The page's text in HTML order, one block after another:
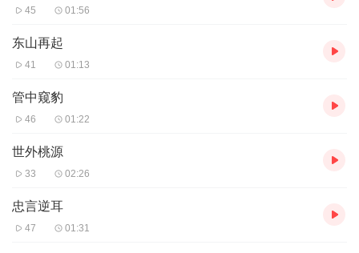
45 01:56
东山再起
41 01:13
管中窥豹
46 01:22
世外桃源
33 02:26
忠言逆耳
47 01:31